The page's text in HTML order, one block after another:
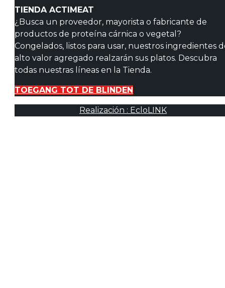
TIENDA ACTIMEAT
¿Busca un proveedor, mayorista o fabricante de
productos de proteína cárnica o vegetal?
Congelados, listos para usar, nuestros ingredientes
alto valor agregado realzarán sus platos. Descubra
todas nuestras líneas en la Tienda.
TOEGANG TOT DE BLINDEN
Realización : EcloLINK